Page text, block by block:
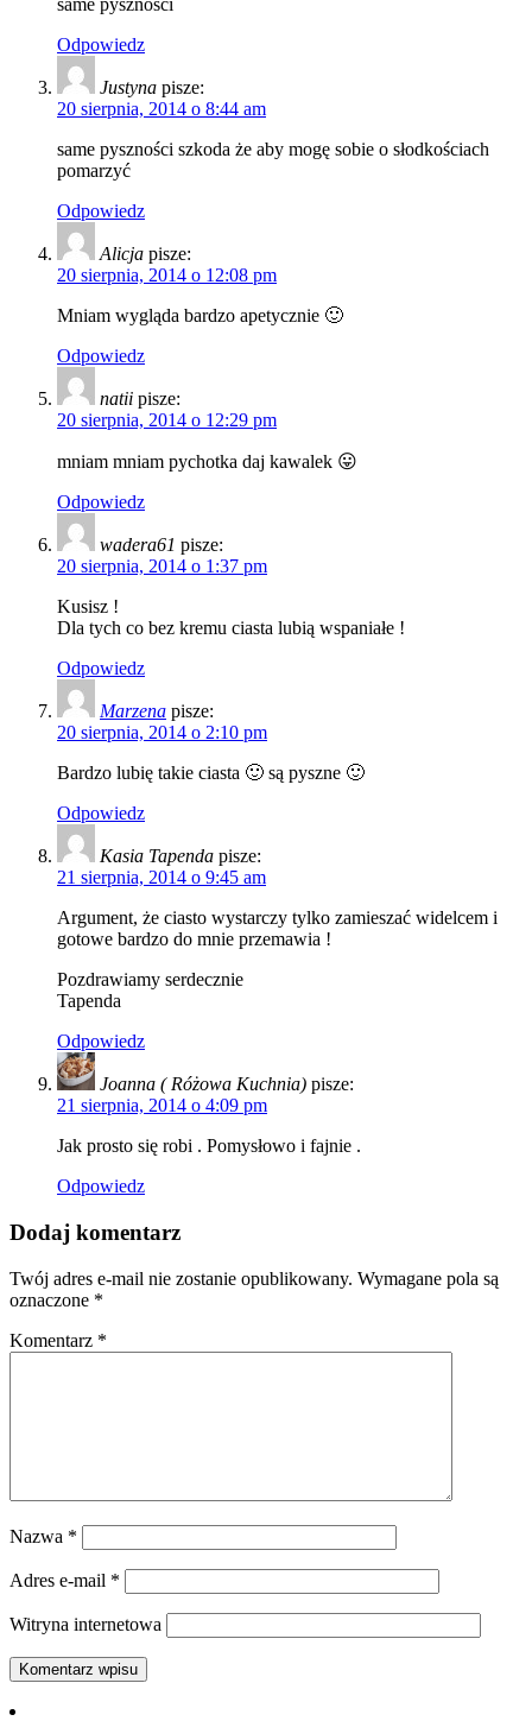
same pysznosci
Odpowiedz
Justyna pisze:
20 sierpnia, 2014 o 8:44 am
same pyszności szkoda że aby mogę sobie o słodkościach
pomarzyć
Odpowiedz
Alicja pisze:
20 sierpnia, 2014 o 12:08 pm
Mniam wygląda bardzo apetycznie 🙂
Odpowiedz
natii pisze:
20 sierpnia, 2014 o 12:29 pm
mniam mniam pychotka daj kawalek 😛
Odpowiedz
wadera61 pisze:
20 sierpnia, 2014 o 1:37 pm
Kusisz !
Dla tych co bez kremu ciasta lubią wspaniałe !
Odpowiedz
Marzena pisze:
20 sierpnia, 2014 o 2:10 pm
Bardzo lubię takie ciasta 🙂 są pyszne 🙂
Odpowiedz
Kasia Tapenda pisze:
21 sierpnia, 2014 o 9:45 am
Argument, że ciasto wystarczy tylko zamieszać widelcem i
gotowe bardzo do mnie przemawia !
Pozdrawiamy serdecznie
Tapenda
Odpowiedz
Joanna ( Różowa Kuchnia) pisze:
21 sierpnia, 2014 o 4:09 pm
Jak prosto się robi . Pomysłowo i fajnie .
Odpowiedz
Dodaj komentarz
Twój adres e-mail nie zostanie opublikowany. Wymagane pola są
oznaczone *
Komentarz *
Nazwa *
Adres e-mail *
Witryna internetowa